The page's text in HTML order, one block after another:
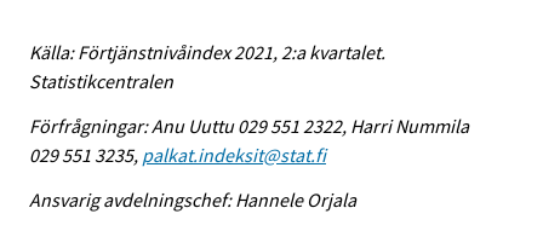
Källa: Förtjänstnivåindex 2021, 2:a kvartalet.
Statistikcentralen
Förfrågningar: Anu Uuttu 029 551 2322, Harri Nummila
029 551 3235, palkat.indeksit@stat.fi
Ansvarig avdelningschef: Hannele Orjala